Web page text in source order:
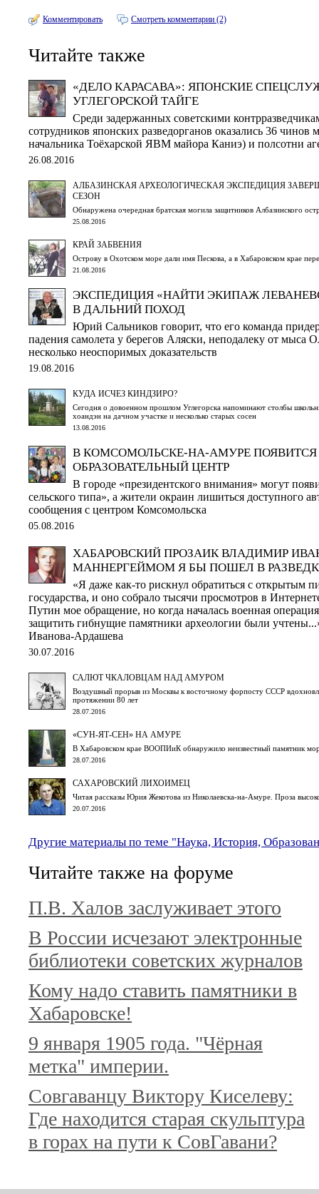
Комментировать Смотреть комментарии (2)
Читайте также
«ДЕЛО КАРАСАВА»: ЯПОНСКИЕ
УГЛЕГОРСКОЙ ТАЙГЕ
Среди задержанных советскими
сотрудников японских разведорганов оказались 36 чинов
начальника Тоёхарской ЯВМ майора Каниэ) и полсотни
26.08.2016
АЛБАЗИНСКАЯ АРХЕОЛОГИЧЕСКАЯ ЭКСПЕДИЦИЯ
СЕЗОН
Обнаружена очередная братская могила защитников Албазинского
25.08.2016
КРАЙ ЗАБВЕНИЯ
Острову в Охотском море дали имя Пескова, а в Хабаровском крае
21.08.2016
ЭКСПЕДИЦИЯ «НАЙТИ ЭКИПАЖ
В ДАЛЬНИЙ ПОХОД
Юрий Сальников говорит, что его команда
падения самолета у берегов Аляски, неподалеку от мыса
несколько неоспоримых доказательств
19.08.2016
КУДА ИСЧЕЗ КИНДЗИРО?
Сегодня о довоенном прошлом Углегорска напоминают столбы
хоандэн на дачном участке и несколько старых сосен
13.08.2016
В КОМСОМОЛЬСКЕ-НА-АМУРЕ
ОБРАЗОВАТЕЛЬНЫЙ ЦЕНТР
В городе «президентского внимания» могут
сельского типа», а жители окраин лишиться доступного
сообщения с центром Комсомольска
05.08.2016
ХАБАРОВСКИЙ ПРОЗАИК ВЛАДИМИР
МАННЕРГЕЙМОМ Я БЫ ПОШЕЛ В
«Я даже как-то рискнул обратиться с открытым
государства, и оно собрало тысячи просмотров в
Путин мое обращение, но когда началась военная
защитить гибнущие памятники археологии были
Иванова-Ардашева
30.07.2016
САЛЮТ ЧКАЛОВЦАМ НАД АМУРОМ
Воздушный прорыв из Москвы к восточному форпосту СССР
протяжении 80 лет
28.07.2016
«СУН-ЯТ-СЕН» НА АМУРЕ
В Хабаровском крае ВООПИиК обнаружило неизвестный памятник
28.07.2016
САХАРОВСКИЙ ЛИХОИМЕЦ
Читая рассказы Юрия Жекотова из Николаевска-на-Амуре. Проза
20.07.2016
Другие материалы по теме "Наука, История,
Читайте также на форуме
П.В. Халов заслуживает этого
В России исчезают электронные
библиотеки советских журналов
Кому надо ставить памятники в
Хабаровске!
9 января 1905 года. "Чёрная
метка" империи.
Совгаванцу Виктору Киселеву:
Где находится старая скульптура
в горах на пути к СовГавани?